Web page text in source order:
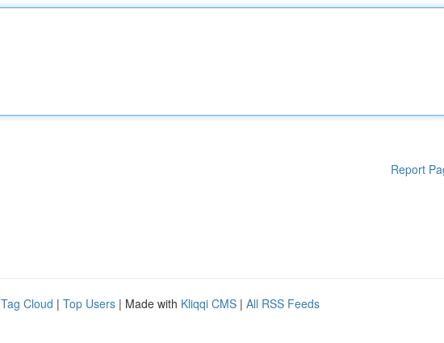
Report
Tag Cloud | Top Users | Made with Kliqqi CMS | All RSS Feeds